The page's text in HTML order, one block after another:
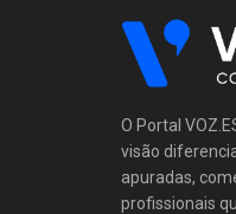
O Portal
visão
apuradas,
profissionais